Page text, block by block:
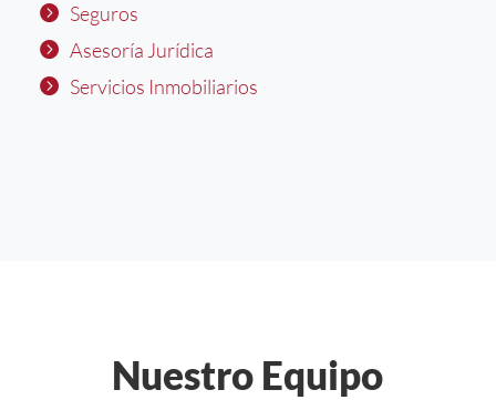
Seguros
Asesoría Jurídica
Servicios Inmobiliarios
Nuestro Equipo